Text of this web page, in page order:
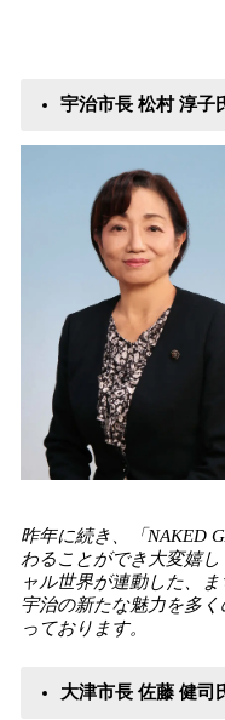
宇治市長 松村 淳子
昨年に続き、「NAKED
わることができ大変嬉
ャル世界が連動した、
宇治の新たな魅力を多
っております。
大津市長 佐藤 健司